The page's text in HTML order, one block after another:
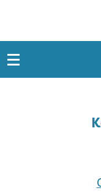
Snabblänkar
Kontakta